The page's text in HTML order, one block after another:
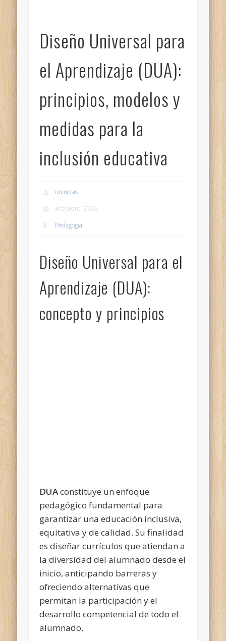
Diseño Universal para
el Aprendizaje (DUA):
principios, modelos y
medidas para la
inclusión educativa
uninotas
4 febrero, 2026
Pedagogía
Diseño Universal para el
Aprendizaje (DUA):
concepto y principios
DUAconstituye un enfoque
pedagógico fundamental para
garantizar una educación inclusiva,
equitativa y de calidad. Su finalidad
es diseñar currículos que atiendan a
la diversidad del alumnado desde el
inicio, anticipando barreras y
ofreciendo alternativas que
permitan la participación y el
desarrollo competencial de todo el
alumnado.